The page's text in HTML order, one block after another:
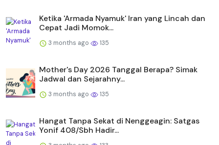
Ketika 'Armada Nyamuk' Iran yang Lincah dan
Cepat Jadi Momok...
3 months ago 135
Mother's Day 2026 Tanggal Berapa? Simak
Jadwal dan Sejarahny...
3 months ago 135
Hangat Tanpa Sekat di Nenggeagin: Satgas
Yonif 408/Sbh Hadir...